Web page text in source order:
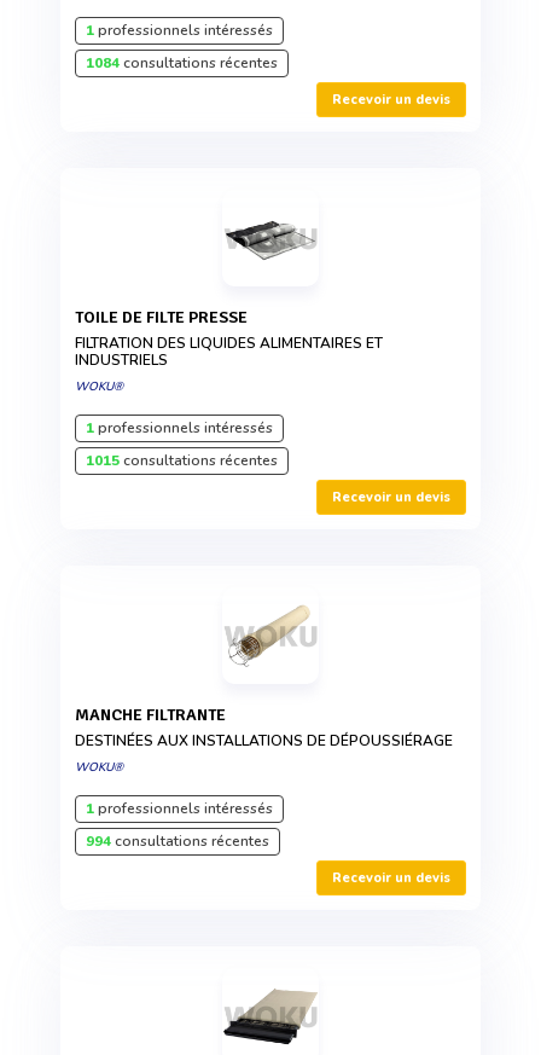
1professionnels intéressés
1084consultations récentes
Recevoir un devis
TOILE DE FILTE PRESSE
FILTRATION DES LIQUIDES ALIMENTAIRES ET
INDUSTRIELS
WOKU®
1professionnels intéressés
1015consultations récentes
Recevoir un devis
MANCHE FILTRANTE
DESTINÉES AUX INSTALLATIONS DE DÉPOUSSIÉRAGE
WOKU®
1professionnels intéressés
994consultations récentes
Recevoir un devis